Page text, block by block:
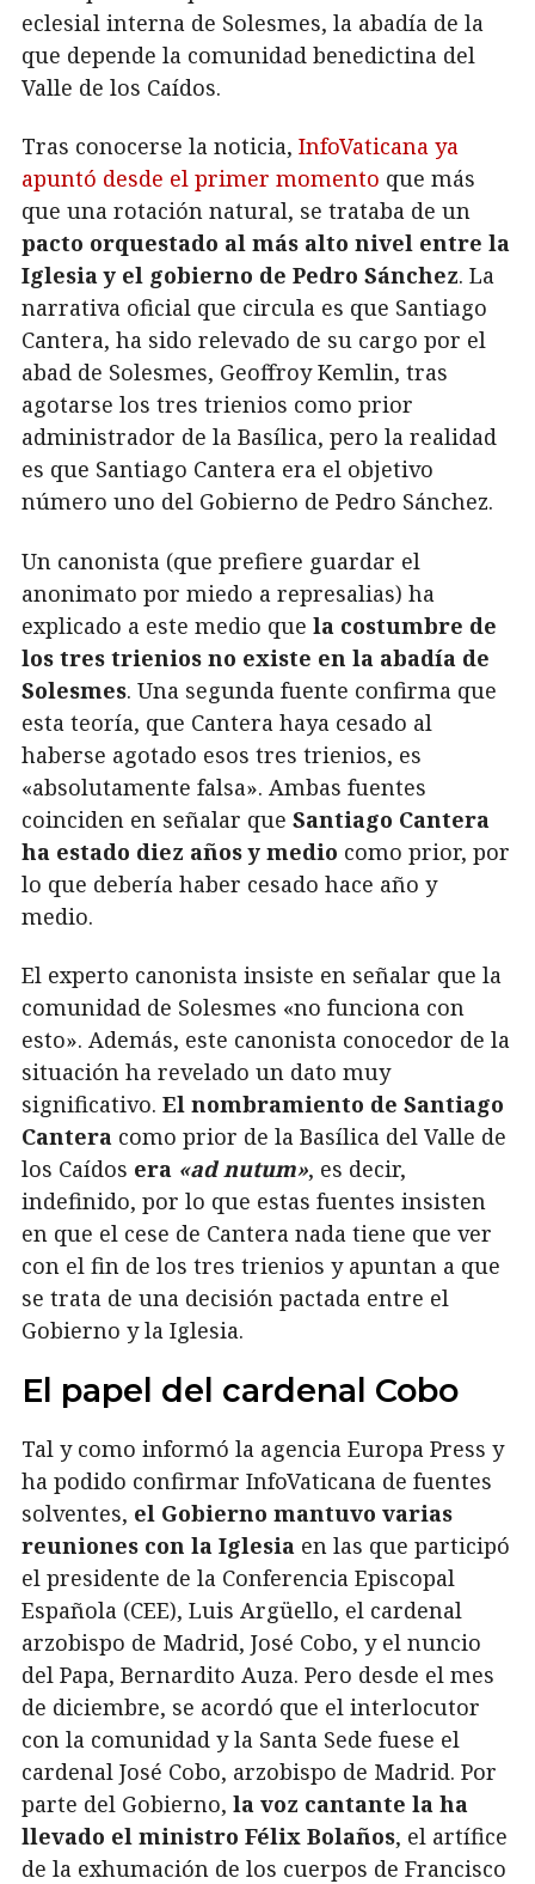
eclesial interna de Solesmes, la abadía de la
que depende la comunidad benedictina del
Valle de los Caídos.
Tras conocerse la noticia, InfoVaticana ya
apuntó desde el primer momento que más
que una rotación natural, se trataba de un
pacto orquestado al más alto nivel entre la
Iglesia y el gobierno de Pedro Sánchez. La
narrativa oficial que circula es que Santiago
Cantera, ha sido relevado de su cargo por el
abad de Solesmes, Geoffroy Kemlin, tras
agotarse los tres trienios como prior
administrador de la Basílica, pero la realidad
es que Santiago Cantera era el objetivo
número uno del Gobierno de Pedro Sánchez.
Un canonista (que prefiere guardar el
anonimato por miedo a represalias) ha
explicado a este medio que la costumbre de
los tres trienios no existe en la abadía de
Solesmes. Una segunda fuente confirma que
esta teoría, que Cantera haya cesado al
haberse agotado esos tres trienios, es
«absolutamente falsa». Ambas fuentes
coinciden en señalar que Santiago Cantera
ha estado diez años y medio como prior, por
lo que debería haber cesado hace año y
medio.
El experto canonista insiste en señalar que la
comunidad de Solesmes «no funciona con
esto». Además, este canonista conocedor de la
situación ha revelado un dato muy
significativo. El nombramiento de Santiago
Cantera como prior de la Basílica del Valle de
los Caídos era «ad nutum», es decir,
indefinido, por lo que estas fuentes insisten
en que el cese de Cantera nada tiene que ver
con el fin de los tres trienios y apuntan a que
se trata de una decisión pactada entre el
Gobierno y la Iglesia.
El papel del cardenal Cobo
Tal y como informó la agencia Europa Press y
ha podido confirmar InfoVaticana de fuentes
solventes, el Gobierno mantuvo varias
reuniones con la Iglesia en las que participó
el presidente de la Conferencia Episcopal
Española (CEE), Luis Argüello, el cardenal
arzobispo de Madrid, José Cobo, y el nuncio
del Papa, Bernardito Auza. Pero desde el mes
de diciembre, se acordó que el interlocutor
con la comunidad y la Santa Sede fuese el
cardenal José Cobo, arzobispo de Madrid. Por
parte del Gobierno, la voz cantante la ha
llevado el ministro Félix Bolaños, el artífice
de la exhumación de los cuerpos de Francisco